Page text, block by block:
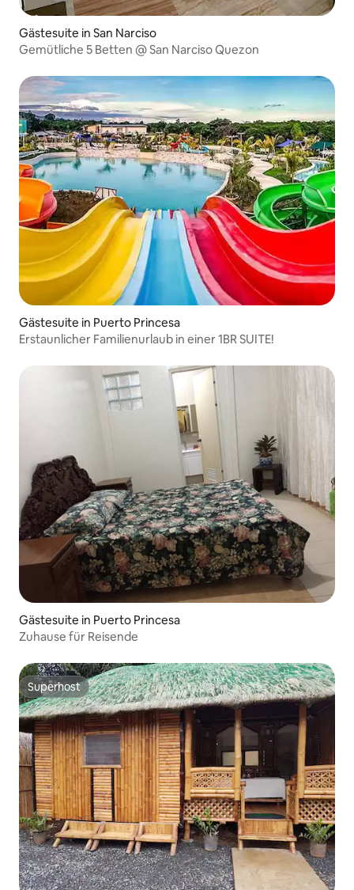
Gästesuite in San Narciso
Gemütliche 5 Betten @ San Narciso Quezon
Gästesuite in Puerto Princesa
Erstaunlicher Familienurlaub in einer 1BR SUITE!
Gästesuite in Puerto Princesa
Zuhause für Reisende
Superhost
Superhost